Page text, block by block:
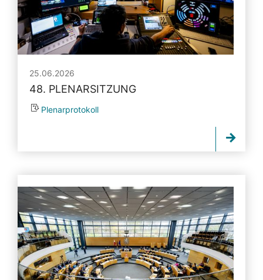
25.06.2026
48. PLENARSITZUNG
Plenarprotokoll